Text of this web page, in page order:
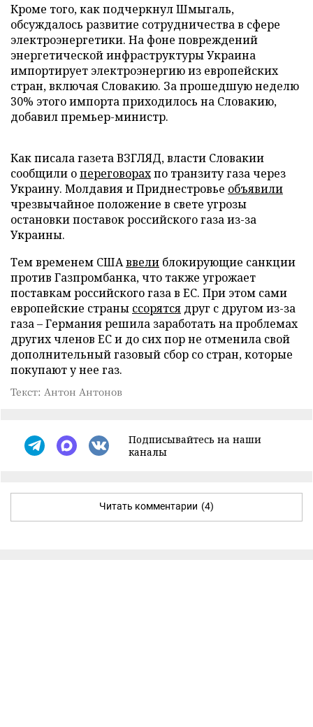
Кроме того, как подчеркнул Шмыгаль,
обсуждалось развитие сотрудничества в сфере
электроэнергетики. На фоне повреждений
энергетической инфраструктуры Украина
импортирует электроэнергию из европейских
стран, включая Словакию. За прошедшую неделю
30% этого импорта приходилось на Словакию,
добавил премьер-министр.
Как писала газета ВЗГЛЯД, власти Словакии
сообщили опереговорахпо транзиту газа через
Украину. Молдавия и Приднестровье объявили
чрезвычайное положение в свете угрозы
остановки поставок российского газа из-за
Украины.
Тем временем СШАввели блокирующие санкции
против Газпромбанка, что также угрожает
поставкам российского газа в ЕС. При этом сами
европейские страны ссорятся друг с другом из-за
газа – Германия решила заработать на проблемах
других членов ЕС и до сих пор не отменила свой
дополнительный газовый сбор со стран, которые
покупают у нее газ.
Текст: Антон Антонов
Подписывайтесь на наши
каналы
Читать комментарии (4)